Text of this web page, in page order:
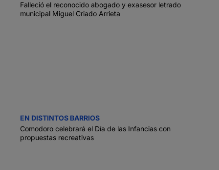
Falleció el reconocido abogado y exasesor letrado
municipal Miguel Criado Arrieta
EN DISTINTOS BARRIOS
Comodoro celebrará el Día de las Infancias con
propuestas recreativas